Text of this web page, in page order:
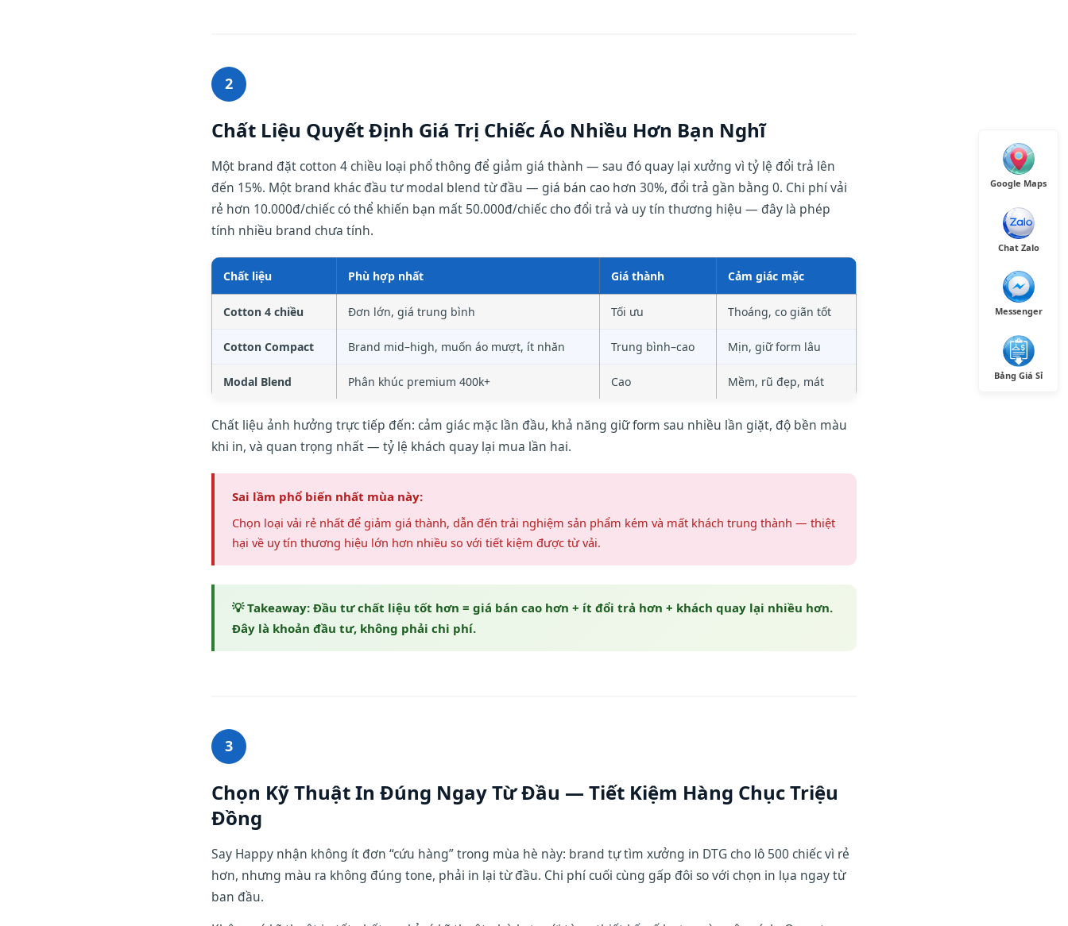
Google Maps
Chat Zalo
Messenger
Bảng Giá Sỉ
2
Chất Liệu Quyết Định Giá Trị Chiếc Áo Nhiều Hơn Bạn Nghĩ
Một brand đặt cotton 4 chiều loại phổ thông để giảm giá thành — sau đó quay lại xưởng vì tỷ lệ đổi trả lên
đến 15%. Một brand khác đầu tư modal blend từ đầu — giá bán cao hơn 30%, đổi trả gần bằng 0. Chi phí vải
rẻ hơn 10.000đ/chiếc có thể khiến bạn mất 50.000đ/chiếc cho đổi trả và uy tín thương hiệu — đây là phép
tính nhiều brand chưa tính.
Chất liệu Phù hợp nhất Giá thành Cảm giác mặc
Cotton 4 chiều Đơn lớn, giá trung bình Tối ưu Thoáng, co giãn tốt
Cotton Compact Brand mid–high, muốn áo mượt, ít nhăn Trung bình–cao Mịn, giữ form lâu
Modal Blend Phân khúc premium 400k+ Cao Mềm, rũ đẹp, mát
Chất liệu ảnh hưởng trực tiếp đến: cảm giác mặc lần đầu, khả năng giữ form sau nhiều lần giặt, độ bền màu
khi in, và quan trọng nhất — tỷ lệ khách quay lại mua lần hai.
Sai lầm phổ biến nhất mùa này:
Chọn loại vải rẻ nhất để giảm giá thành, dẫn đến trải nghiệm sản phẩm kém và mất khách trung thành — thiệt
hại về uy tín thương hiệu lớn hơn nhiều so với tiết kiệm được từ vải.
Đầu tư chất liệu tốt hơn = giá bán cao hơn + ít đổi trả hơn + khách quay lại nhiều hơn.
Đây là khoản đầu tư, không phải chi phí.
3
Chọn Kỹ Thuật In Đúng Ngay Từ Đầu — Tiết Kiệm Hàng Chục Triệu
Đồng
Say Happy nhận không ít đơn “cứu hàng” trong mùa hè này: brand tự tìm xưởng in DTG cho lô 500 chiếc vì rẻ
hơn, nhưng màu ra không đúng tone, phải in lại từ đầu. Chi phí cuối cùng gấp đôi so với chọn in lụa ngay từ
ban đầu.